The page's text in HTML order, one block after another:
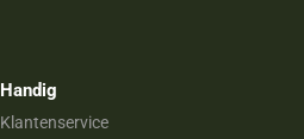
Handig
Klantenservice